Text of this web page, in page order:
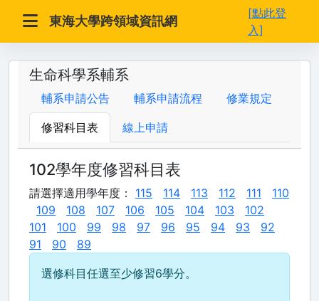
東海大學跨領域資訊網
[點此登
入]
生命科學系輔系
輔系申請公告 輔系申請流程 修業規定
修習科目表 線上申請
102學年度修習科目表
請選擇適用學年度： 115 114 113 112 111
110
109
108 107 106 105 104 103
102
101
100 99 98 97 96 95 94 93
92
91
90 89
選修科目任選至少修習6學分。